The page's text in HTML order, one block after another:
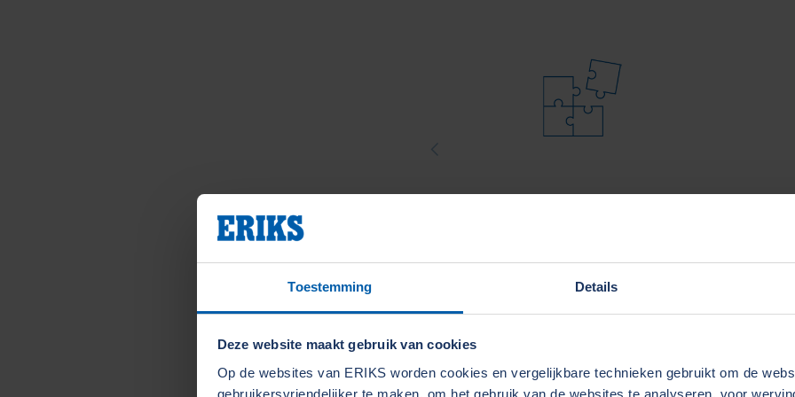
Toestemming Details
Deze website maakt gebruik van cookies
Op de websites van ERIKS worden cookies en vergelijkbare technieken gebruikt om de
gebruikersvriendelijker te maken, om het gebruik van de websites te analyseren, voor
Gecertificeerd en hygiënisch
Profiteer van een perfecte hygiënische toepassing